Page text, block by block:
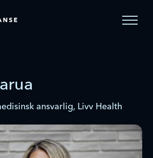
ansvarlig, Livv Health